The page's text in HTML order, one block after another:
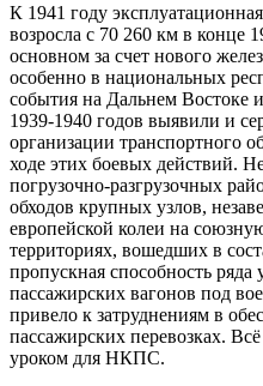
К 1941 году
возросла с 70 260 км в конце
основном за счет нового
особенно в национальных
события на Дальнем Востоке
1939-1940 годов выявили и
организации транспортного
ходе этих боевых действий.
погрузочно-разгрузочных
обходов крупных узлов,
европейской колеи на
территориях, вошедших в
пропускная способность ряда
пассажирских вагонов под
привело к затруднениям в
пассажирских перевозках.
уроком для НКПС.